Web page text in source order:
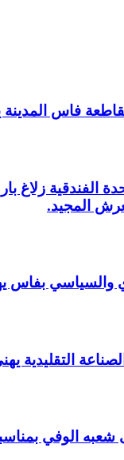
يهنئ صاحب
الفندقية
المجيد.
بفاس يهنئ صاحب
يهنئ
شعبه الوفي